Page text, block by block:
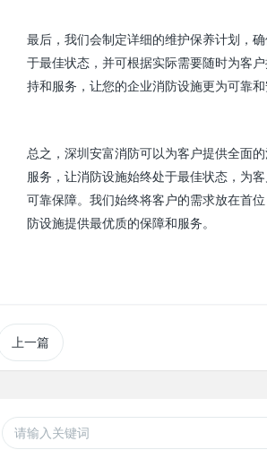
最后，我们会制定详细的维护保养计划，
于最佳状态，并可根据实际需要随时为客
持和服务，让您的企业消防设施更为可靠和
总之，深圳安富消防可以为客户提供全面
服务，让消防设施始终处于最佳状态，为
可靠保障。我们始终将客户的需求放在首
防设施提供最优质的保障和服务。
上一篇